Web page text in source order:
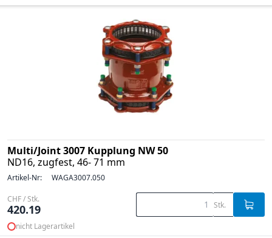
Multi/Joint 3007 Kupplung NW 50
ND16, zugfest, 46- 71 mm
Artikel-Nr: WAGA3007.050
CHF / Stk.
420.19 Stk.
nicht Lagerartikel